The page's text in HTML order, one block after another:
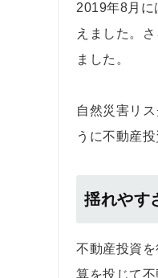
2019年8月に
えました。
ました。
自然災害リ
うに不動産
揺れやす
不動産投資
算を投じて